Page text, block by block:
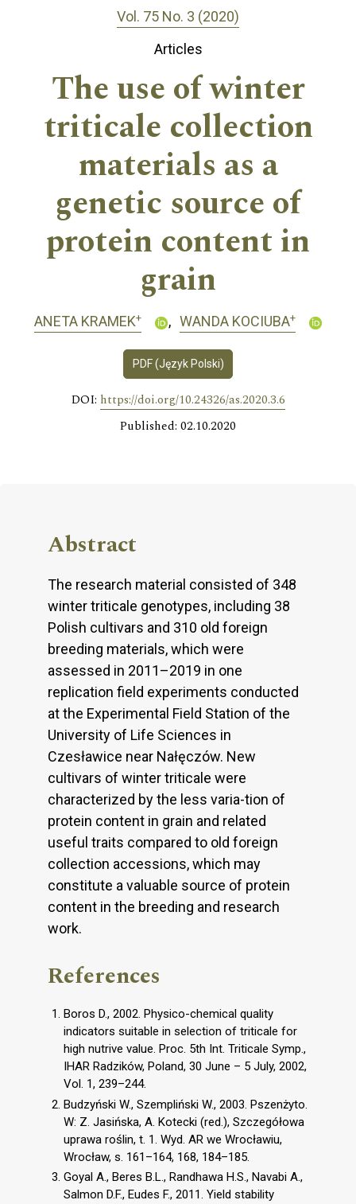
Vol. 75 No. 3 (2020)
Articles
The use of winter
triticale collection
materials as a
genetic source of
protein content in
grain
ANETA KRAMEK+ WANDA KOCIUBA+
PDF (Język Polski)
DOI: https://doi.org/10.24326/as.2020.3.6
Published: 02.10.2020
Abstract
The research material consisted of 348
winter triticale genotypes, including 38
Polish cultivars and 310 old foreign
breeding materials, which were
assessed in 2011–2019 in one
replication field experiments conducted
at the Experimental Field Station of the
University of Life Sciences in
Czesławice near Nałęczów. New
cultivars of winter triticale were
characterized by the less varia-tion of
protein content in grain and related
useful traits compared to old foreign
collection accessions, which may
constitute a valuable source of protein
content in the breeding and research
work.
References
Boros D., 2002. Physico-chemical quality
indicators suitable in selection of triticale for
high nutrive value. Proc. 5th Int. Triticale Symp.,
IHAR Radzików, Poland, 30 June – 5 July, 2002,
Vol. 1, 239–244.
Budzyński W., Szempliński W., 2003. Pszenżyto.
W: Z. Jasińska, A. Kotecki (red.), Szczegółowa
uprawa roślin, t. 1. Wyd. AR we Wrocławiu,
Wrocław, s. 161–164, 168, 184–185.
Goyal A., Beres B.L., Randhawa H.S., Navabi A.,
Salmon D.F., Eudes F., 2011. Yield stability